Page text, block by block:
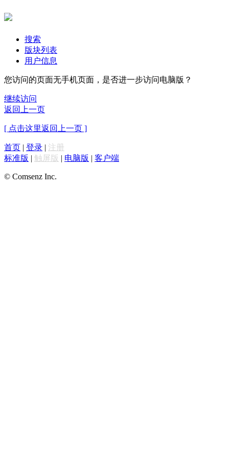
搜索
版块列表
用户信息
您访问的页面无手机页面，是否进一步访问电脑版？
继续访问
返回上一页
[ 点击这里返回上一页 ]
首页 | 登录 | 注册
标准版 | 触屏版 | 电脑版 | 客户端
© Comsenz Inc.